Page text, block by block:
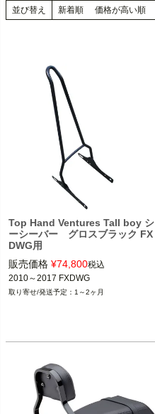
並び替え 新着順 価格が高い順
Top Hand Ventures Tall boy シ
ーシーバー グロスブラック FX
DWG用
販売価格 ¥74,800税込
2010～2017 FXDWG
1～2ヶ月